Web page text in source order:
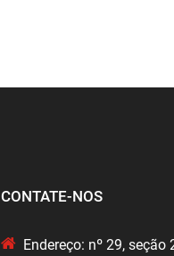
CONTATE-NOS
Endereço: nº 29, seção